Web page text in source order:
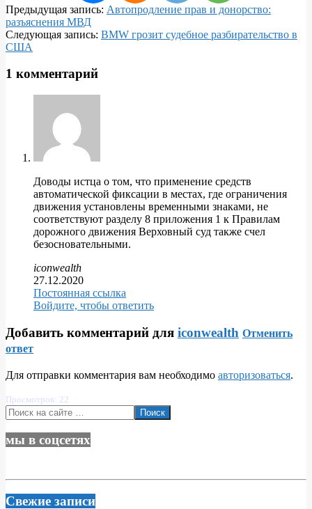
2018-
03-
28
Предыдущая запись: Автопродление прав и донорство:
разъяснения МВД
Следующая запись: BMW грозит судебное разбирательство в
США
1 комментарий
Доводы истца о том, что применение средств
автоматической фиксации в местах, где ограничения
движения установлены временными знаками, не
соответствуют разделу 8 приложения 1 к Правилам
дорожного движения Верховный суд также счел
безосновательными.
iconwealth
27.12.2020
Постоянная ссылка
Войдите, чтобы ответить
Добавить комментарий для iconwealth Отменить
ответ
Для отправки комментария вам необходимо авторизоваться.
Просмотров: 22
Поиск
мы в соцсетях
Свежие записи